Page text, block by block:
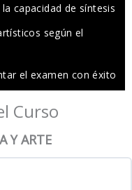
capacidad de síntesis
según el
el examen con éxito
Curso
Y ARTE